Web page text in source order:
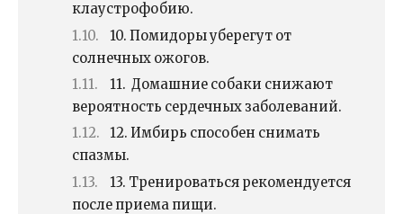
клаустрофобию.
10. Помидоры уберегут от
солнечных ожогов.
11. Домашние собаки снижают
вероятность сердечных заболеваний.
12. Имбирь способен снимать
спазмы.
13. Тренироваться рекомендуется
после приема пищи.